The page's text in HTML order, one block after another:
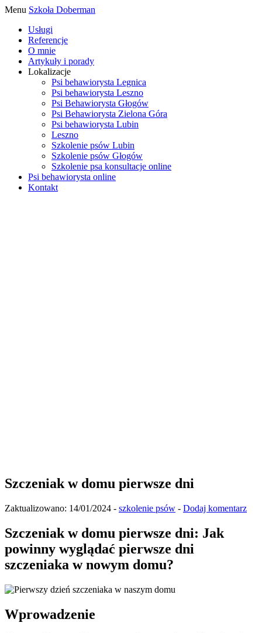
Menu Szkoła Doberman
Usługi
Referencje
O mnie
Artykuły i porady
Lokalizacje
Psi behawiorysta Legnica
Psi behawiorysta Leszno
Psi Behawiorysta Głogów
Psi Behawiorysta Zielona Góra
Psi behawiorysta Lubin
Leszno
Szkolenie psów Lubin
Szkolenie psów Głogów
Szkolenie psa konsultacje online
Psi behawiorysta online
Kontakt
Szczeniak w domu pierwsze dni
Zaktualizowano: 14/01/2024 - szkolenie psów - Dodaj komentarz
Szczeniak w domu pierwsze dni: Jak
powinny wyglądać pierwsze dni
szczeniaka w nowym domu?
Wprowadzenie